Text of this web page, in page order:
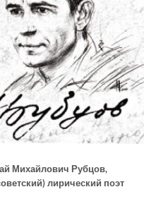
Михайлович Рубцов,
лирический поэт